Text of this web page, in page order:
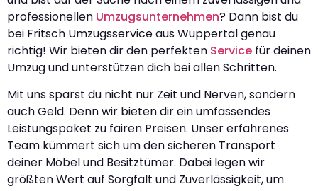
professionellen Umzugsunternehmen? Dann bist du
bei Fritsch Umzugsservice aus Wuppertal genau
richtig! Wir bieten dir den perfekten Service für deinen
Umzug und unterstützen dich bei allen Schritten.
Mit uns sparst du nicht nur Zeit und Nerven, sondern
auch Geld. Denn wir bieten dir ein umfassendes
Leistungspaket zu fairen Preisen. Unser erfahrenes
Team kümmert sich um den sicheren Transport
deiner Möbel und Besitztümer. Dabei legen wir
größten Wert auf Sorgfalt und Zuverlässigkeit, um